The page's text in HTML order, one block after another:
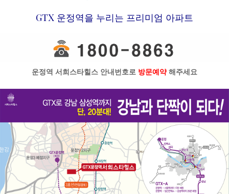
GTX 운정역을 누리는 프리미엄 아파트
운정역 서희스타힐스 안내번호로 방문예약해주세요